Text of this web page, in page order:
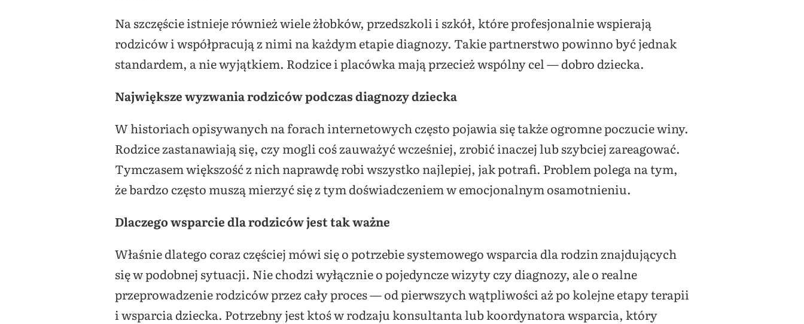
Na szczęście istnieje również wiele żłobków, przedszkoli i szkół, które profesjonalnie wspierają
rodziców i współpracują z nimi na każdym etapie diagnozy. Takie partnerstwo powinno być jednak
standardem, a nie wyjątkiem. Rodzice i placówka mają przecież wspólny cel — dobro dziecka.
Największe wyzwania rodziców podczas diagnozy dziecka
W historiach opisywanych na forach internetowych często pojawia się także ogromne poczucie winy.
Rodzice zastanawiają się, czy mogli coś zauważyć wcześniej, zrobić inaczej lub szybciej zareagować.
Tymczasem większość z nich naprawdę robi wszystko najlepiej, jak potrafi. Problem polega na tym,
że bardzo często muszą mierzyć się z tym doświadczeniem w emocjonalnym osamotnieniu.
Dlaczego wsparcie dla rodziców jest tak ważne
Właśnie dlatego coraz częściej mówi się o potrzebie systemowego wsparcia dla rodzin znajdujących
się w podobnej sytuacji. Nie chodzi wyłącznie o pojedyncze wizyty czy diagnozy, ale o realne
przeprowadzenie rodziców przez cały proces — od pierwszych wątpliwości aż po kolejne etapy terapii
i wsparcia dziecka. Potrzebny jest ktoś w rodzaju konsultanta lub koordynatora wsparcia, który